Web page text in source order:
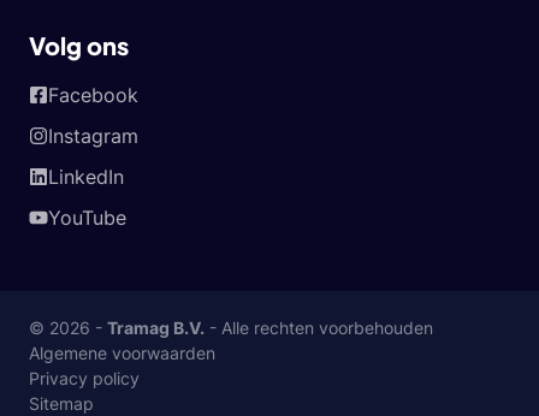
Volg ons
Facebook
Instagram
LinkedIn
YouTube
© 2026 - Tramag B.V. - Alle rechten voorbehouden
Algemene voorwaarden
Privacy policy
Sitemap